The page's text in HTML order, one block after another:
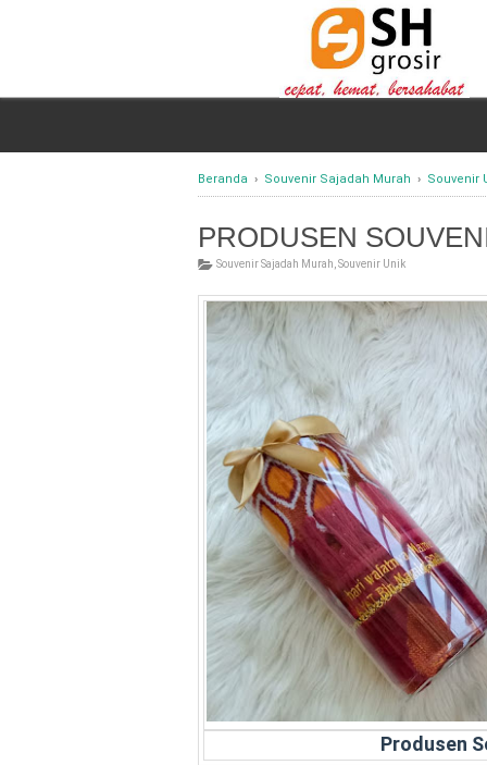
Beranda › Souvenir Sajadah Murah › Souvenir
PRODUSEN
Souvenir Sajadah Murah Souvenir Unik
Produsen